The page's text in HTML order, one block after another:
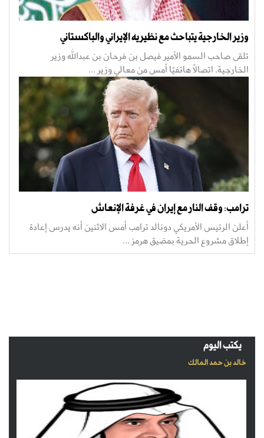
وزير الخارجية يتباحث مع نظيريه الإيراني والباكستاني
تلقى صاحب السمو الأمير فيصل بن فرحان بن عبدالله وزير
الخارجية، اتصالًا هاتفيًا أمس من معالي وزير ...
ترامب: وقف النار مع إيران في غرفة الإنعاش
أعلن الرئيس الأمريكي دونالد ترامب أمس الاثنين أنه يدرس إعادة
إطلاق مشروع الحرية بمضيق هرمز ...
يكتب اليوم
خالد بن حمد المالك